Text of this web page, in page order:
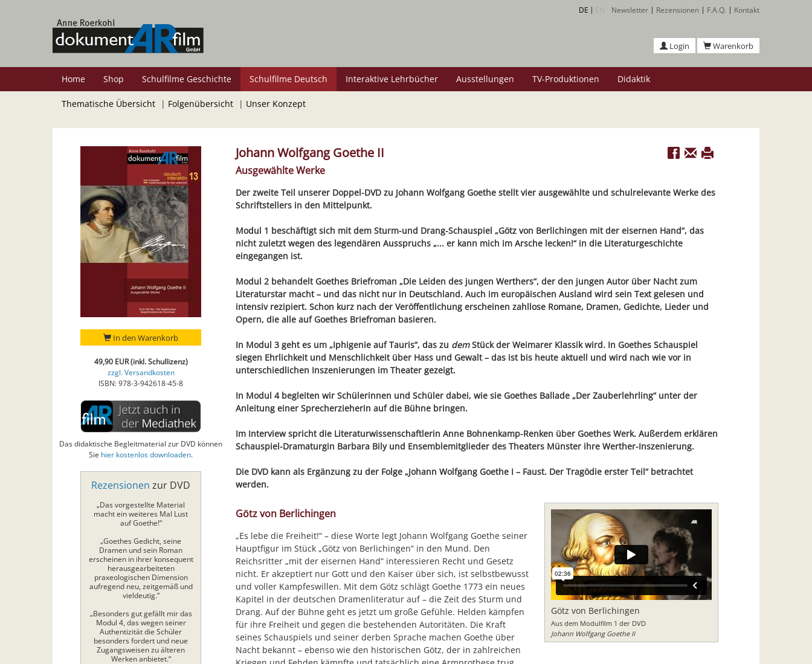
DE Newsletter Rezensionen F.A.Q. Kontakt
Login Warenkorb
Home Shop Schulfilme Geschichte Schulfilme Deutsch Interaktive Lehrbücher Ausstellungen TV-Produktionen Didaktik
Thematische Übersicht | Folgenübersicht | Unser Konzept
In den Warenkorb
49,90 EUR (inkl. Schullizenz)
zzgl. Versandkosten
ISBN: 978-3-942618-45-8
Das didaktische Begleitmaterial zur DVD können
Sie hier kostenlos downloaden.
Rezensionen zur DVD
„Das vorgestellte Material
macht ein weiteres Mal Lust
auf Goethe!“
„Goethes Gedicht, seine
Dramen und sein Roman
erscheinen in ihrer konsequent
herausgearbeiteten
praxeologischen Dimension
aufregend neu, zeitgemäß und
vieldeutig.“
„Besonders gut gefällt mir das
Modul 4, das wegen seiner
Authentizität die Schüler
besonders fordert und neue
Zugangsweisen zu älteren
Werken anbietet.“
Johann Wolfgang Goethe II
Ausgewählte Werke
Der zweite Teil unserer Doppel-DVD zu Johann Wolfgang Goethe stellt vier ausgewählte und schulrelevante Werke des
Schriftstellers in den Mittelpunkt.
Modul 1 beschäftigt sich mit dem Sturm-und Drang-Schauspiel „Götz von Berlichingen mit der eisernen Hand“, das
nicht zuletzt wegen des legendären Ausspruchs „... er kann mich im Arsche lecken!“ in die Literaturgeschichte
eingegangen ist.
Modul 2 behandelt Goethes Briefroman „Die Leiden des jungen Werthers“, der den jungen Autor über Nacht zum
Literaturstar macht – und das nicht nur in Deutschland. Auch im europäischen Ausland wird sein Text gelesen und
intensiv rezipiert. Schon kurz nach der Veröffentlichung erscheinen zahllose Romane, Dramen, Gedichte, Lieder und
Opern, die alle auf Goethes Briefroman basieren.
In Modul 3 geht es um „Iphigenie auf Tauris“, das zu demStück der Weimarer Klassik wird. In Goethes Schauspiel
siegen Ehrlichkeit und Menschlichkeit über Hass und Gewalt – das ist bis heute aktuell und wird nach wie vor in
unterschiedlichen Inszenierungen im Theater gezeigt.
In Modul 4 begleiten wir Schülerinnen und Schüler dabei, wie sie Goethes Ballade „Der Zauberlehrling“ unter der
Anleitung einer Sprecherzieherin auf die Bühne bringen.
Im Interview spricht die Literaturwissenschaftlerin Anne Bohnenkamp-Renken über Goethes Werk. Außerdem erklären
Schauspiel-Dramaturgin Barbara Bily und Ensemblemitglieder des Theaters Münster ihre Werther-Inszenierung.
Die DVD kann als Ergänzung zu der Folge „Johann Wolfgang Goethe I – Faust. Der Tragödie erster Teil“ betrachtet
werden.
Götz von Berlichingen
Aus dem Modulfilm 1 der DVD
Johann Wolfgang Goethe II
Götz von Berlichingen
„Es lebe die Freiheit!“ – diese Worte legt Johann Wolfgang Goethe seiner
Hauptfigur im Stück „Götz von Berlichingen“ in den Mund. Den
Reichsritter „mit der eisernen Hand“ interessieren Recht und Gesetz
nicht. Er akzeptiert nur Gott und den Kaiser über sich, ist selbstbewusst
und voller Kampfeswillen. Mit dem Götz schlägt Goethe 1773 ein neues
Kapitel in der deutschen Dramenliteratur auf – die Zeit des Sturm und
Drang. Auf der Bühne geht es jetzt um große Gefühle. Helden kämpfen
für ihre Freiheit und gegen die bestehenden Autoritäten. Die Kraft
seines Schauspiels und seiner derben Sprache machen Goethe über
Nacht bekannt – ebenso wie den historischen Götz, der in zahlreichen